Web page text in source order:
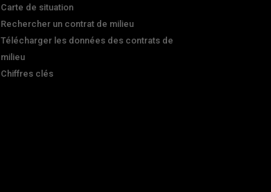
Carte de situation
Rechercher un contrat de milieu
Télécharger les données des contrats de
milieu
Chiffres clés